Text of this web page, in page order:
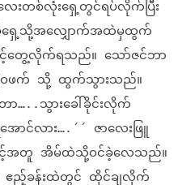
တစ်လုံးရှေ့တွင်ရပ်လိုက်ပြီး
မ်ရှေ့သို့အလျှောက်အထဲမှထွက်
တွေ့လိုက်ရသည်။ သော်ဇင်ဘာ
ြံဝဖက် သို့ ထွက်သွားသည်။
ာ…..သွားခေါ်ခိုင်းလိုက်
ာင်လား….´´ ဇာလေးဖြူ
င့်အတူ အိမ်ထဲသို့ဝင်ခဲ့လေသည်။
ဧည့်ခန်းထဲတွင် ထိုင်ချလိုက်